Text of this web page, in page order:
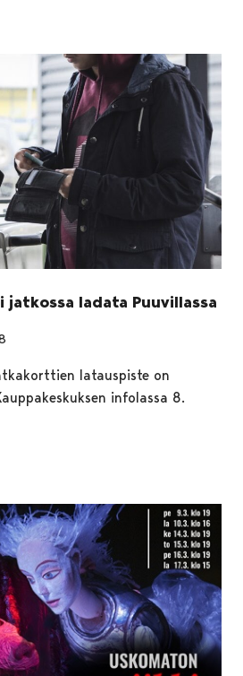
ladata Puuvillassa
latauspiste on
infolassa 8.